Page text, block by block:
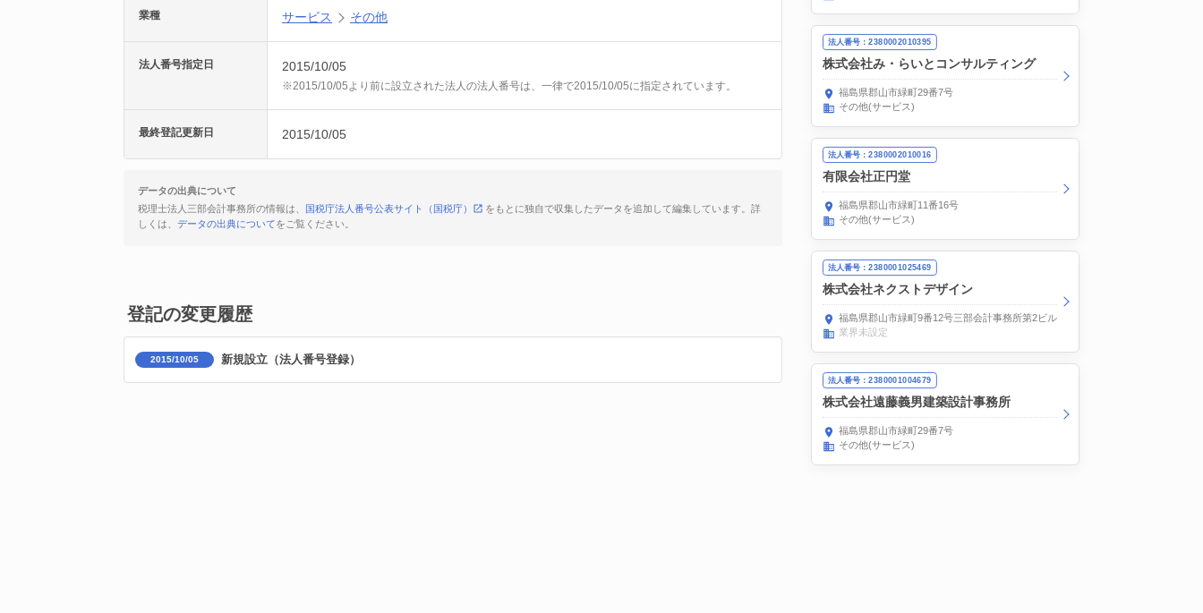
業種 サービス その他
法人番号指定日 2015/10/05
※2015/10/05より前に設立された法人の法人番号は、一律で2015/10/05に指定されています。
最終登記更新日 2015/10/05
データの出典について
税理士法人三部会計事務所の情報は、
国税庁法人番号公表サイト（国税庁）
をもとに独自で収集したデータを追加して編集しています。詳
しくは、 データの出典についてをご覧ください。
登記の変更履歴
2015/10/05 新規設立（法人番号登録）
法人番号：2380002010395
株式会社み・らいとコンサルティング
福島県郡山市緑町29番7号
その他(サービス)
法人番号：2380002010016
有限会社正円堂
福島県郡山市緑町11番16号
その他(サービス)
法人番号：2380001025469
株式会社ネクストデザイン
福島県郡山市緑町9番12号三部会計事務所第2ビル1階
業界未設定
法人番号：2380001004679
株式会社遠藤義男建築設計事務所
福島県郡山市緑町29番7号
その他(サービス)